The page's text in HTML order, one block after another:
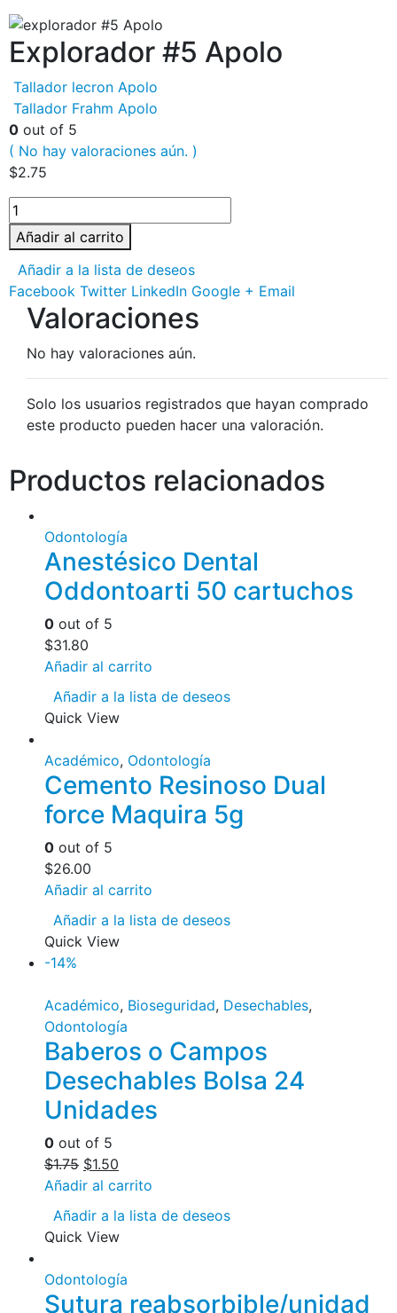
Explorador #5 Apolo
Tallador lecron Apolo
Tallador Frahm Apolo
0 out of 5
( No hay valoraciones aún. )
$2.75
Añadir al carrito
Añadir a la lista de deseos
Facebook Twitter LinkedIn Google + Email
Valoraciones
No hay valoraciones aún.
Solo los usuarios registrados que hayan comprado
este producto pueden hacer una valoración.
Productos relacionados
Odontología
Anestésico Dental
Oddontoarti 50 cartuchos
0 out of 5
$31.80
Añadir al carrito
Añadir a la lista de deseos
Quick View
Académico, Odontología
Cemento Resinoso Dual
force Maquira 5g
0 out of 5
$26.00
Añadir al carrito
Añadir a la lista de deseos
Quick View
-14%
Académico, Bioseguridad, Desechables,
Odontología
Baberos o Campos
Desechables Bolsa 24
Unidades
0 out of 5
$1.75 $1.50
Añadir al carrito
Añadir a la lista de deseos
Quick View
Odontología
Sutura reabsorbible/unidad